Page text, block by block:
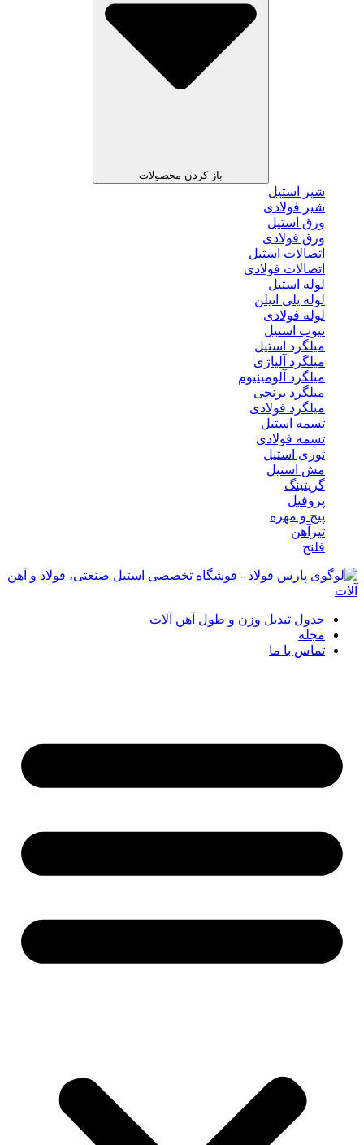
باز کردن محصولات
شیر استیل
شیر فولادی
ورق استیل
ورق فولادی
اتصالات استیل
اتصالات فولادی
لوله استیل
لوله پلی اتیلن
لوله فولادی
تیوب استیل
میلگرد استیل
میلگرد آلیاژی
میلگرد آلومینیوم
میلگرد برنجی
میلگرد فولادی
تسمه استیل
تسمه فولادی
توری استیل
مش استیل
گریتینگ
پروفیل
پیچ و مهره
تیرآهن
فلنج
جدول تبدیل وزن و طول آهن آلات
مجله
تماس با ما